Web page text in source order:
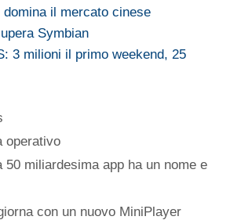
domina il mercato cinese
Symbian
3 milioni il primo weekend, 25
operativo
50 miliardesima app ha un nome e
con un nuovo MiniPlayer